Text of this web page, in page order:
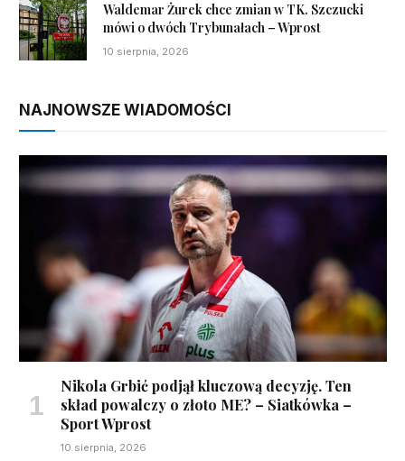
Waldemar Żurek chce zmian w TK. Szczucki
mówi o dwóch Trybunałach – Wprost
10 sierpnia, 2026
NAJNOWSZE WIADOMOŚCI
Nikola Grbić podjął kluczową decyzję. Ten
skład powalczy o złoto ME? – Siatkówka –
Sport Wprost
10 sierpnia, 2026